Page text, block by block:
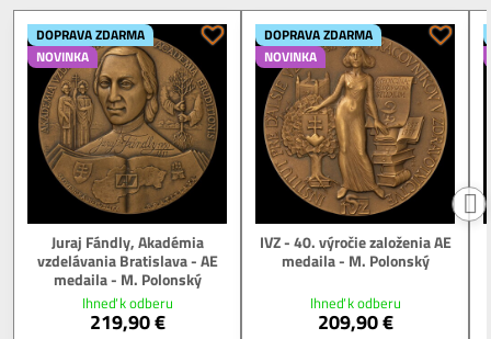
DOPRAVA ZDARMA
NOVINKA
Juraj Fándly, Akadémia
vzdelávania Bratislava - AE
medaila - M. Polonský
Ihneď k odberu
219,90 €
DOPRAVA ZDARMA
NOVINKA
IVZ - 40. výročie založenia AE
medaila - M. Polonský
Ihneď k odberu
209,90 €